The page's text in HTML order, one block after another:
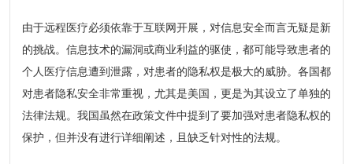
由于远程医疗必须依靠于互联网开展，对信息安全而言无疑是新
的挑战。信息技术的漏洞或商业利益的驱使，都可能导致患者的
个人医疗信息遭到泄露，对患者的隐私权是极大的威胁。各国都
对患者隐私安全非常重视，尤其是美国，更是为其设立了单独的
法律法规。我国虽然在政策文件中提到了要加强对患者隐私权的
保护，但并没有进行详细阐述，且缺乏针对性的法规。